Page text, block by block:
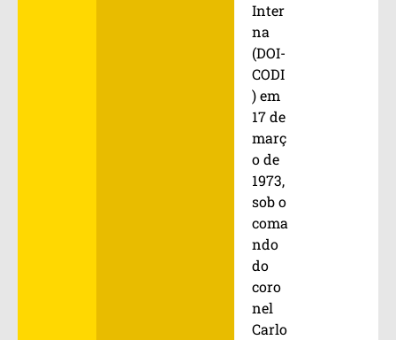
Inter
na
(DOI-
CODI
) em
17 de
març
o de
1973,
sob o
coma
ndo
do
coro
nel
Carlo